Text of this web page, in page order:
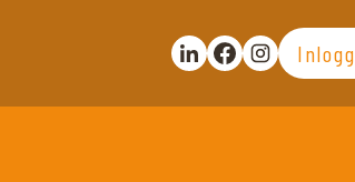
Partager la publication
Partager la
Voir la page